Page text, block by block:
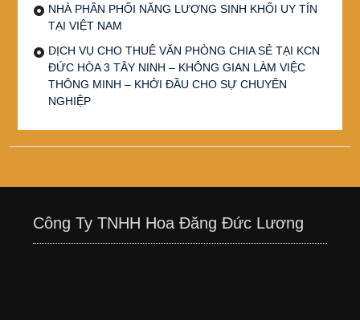
NHÀ PHÂN PHỐI NĂNG LƯỢNG SINH KHỐI UY TÍN
TẠI VIỆT NAM
DỊCH VỤ CHO THUÊ VĂN PHÒNG CHIA SẺ TẠI KCN
ĐỨC HÒA 3 TÂY NINH – KHÔNG GIAN LÀM VIỆC
THÔNG MINH – KHỞI ĐẦU CHO SỰ CHUYÊN
NGHIỆP
Công Ty TNHH Hoa Đăng Đức Lương